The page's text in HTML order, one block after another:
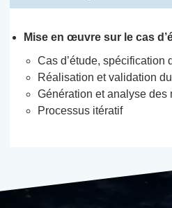
Mise en œuvre sur le cas
Cas d’étude, spécification
Réalisation et validation
Génération et analyse des
Processus itératif